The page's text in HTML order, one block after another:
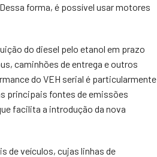
forma, é possível usar motores
do diesel pelo etanol em prazo
caminhões de entrega e outros
do VEH serial é particularmente
principais fontes de emissões
facilita a introdução da nova
de veículos, cujas linhas de